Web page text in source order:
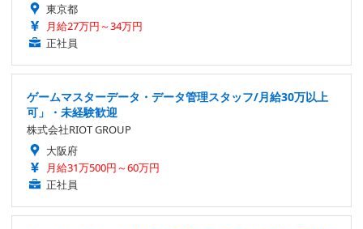
東京都
月給27万円～34万円
正社員
ゲームマスターデータ・データ管理スタッフ/月給30万以上
可」・未経験歓迎
株式会社RIOT GROUP
大阪府
月給31万500円～60万円
正社員